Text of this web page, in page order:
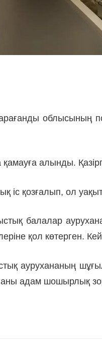
облысының
қамауға алынды.
іс қозғалып, ол
балалар
қол көтерген.
аурухананың
адам шошырлық